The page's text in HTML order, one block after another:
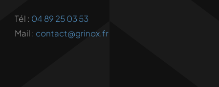
Tél : 04 89 25 03 53
Mail : contact@grinox.fr